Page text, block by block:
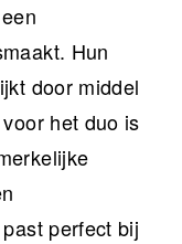
Hun
door middel
het duo is
perfect bij